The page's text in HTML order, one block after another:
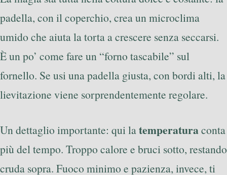
padella, con il coperchio, crea un microclima
umido che aiuta la torta a crescere senza seccarsi.
È un po’ come fare un “forno tascabile” sul
fornello. Se usi una padella giusta, con bordi alti, la
lievitazione viene sorprendentemente regolare.
Un dettaglio importante: qui latemperaturaconta
più del tempo. Troppo calore e bruci sotto, restando
cruda sopra. Fuoco minimo e pazienza, invece, ti